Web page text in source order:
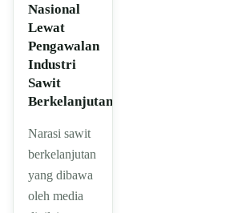
Nasional
Lewat
Pengawalan
Industri
Sawit
Berkelanjutan
Narasi sawit
berkelanjutan
yang dibawa
oleh media